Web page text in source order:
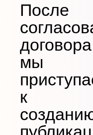
После
договора
мы
к